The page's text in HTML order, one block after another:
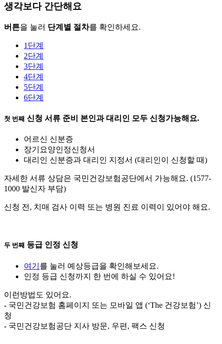
생각보다 간단해요
버튼을 눌러 단계별 절차를 확인하세요.
1단계
2단계
3단계
4단계
5단계
6단계
첫 번째 신청 서류 준비 본인과 대리인 모두 신청가능해요.
어르신 신분증
장기요양인정신청서
대리인 신분증과 대리인 지정서 (대리인이 신청할 때)
자세한 서류 상담은 국민건강보험공단에서 가능해요. (1577-
1000 발신자 부담)
신청 전, 치매 검사 이력 또는 병원 진료 이력이 있어야 해요.
두 번째 등급 인정 신청
여기 를 눌러 예상등급을 확인해보세요.
인정 등급 신청까지 한 번에 하실 수 있어요!
이런방법도 있어요.
- 국민건강보험 홈페이지 또는 모바일 앱 (‘The 건강보험’) 신
청
- 국민건강보험공단 지사 방문, 우편, 팩스 신청